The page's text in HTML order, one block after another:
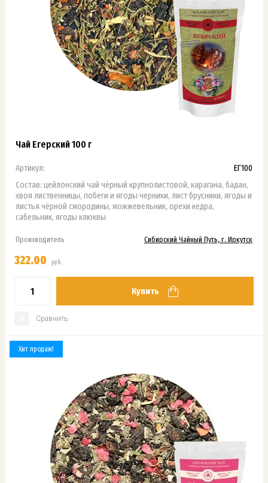
Чай Егерский 100 г
Артикул:
ЕГ100
Состав: цейлонский чай чёрный крупнолистовой, карагана, бадан,
хвоя лиственницы, побеги и ягоды черники, лист брусники, ягоды и
листья чёрной смородины, можжевельник, орехи кедра,
сабельник, ягоды клюквы
Производитель Сибирский Чайный Путь, г. Иркутск
322.00 руб.
Купить
Сравнить
Хит продаж!